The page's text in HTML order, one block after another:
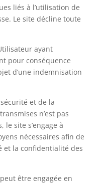
liés à l’utilisation de
Le site décline toute
ayant
pour conséquence
d’une indemnisation
et de la
n’est pas
le site s’engage à
nécessaires afin de
et la confidentialité des
être engagée en